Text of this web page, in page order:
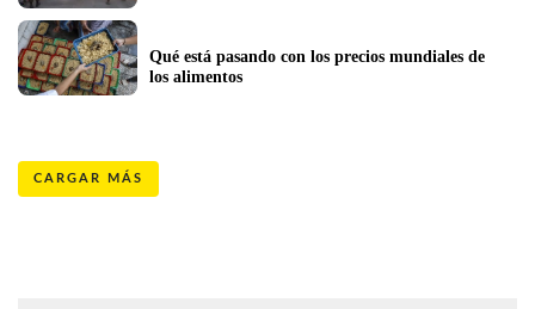
Qué está pasando con los precios mundiales de
los alimentos
CARGAR MÁS